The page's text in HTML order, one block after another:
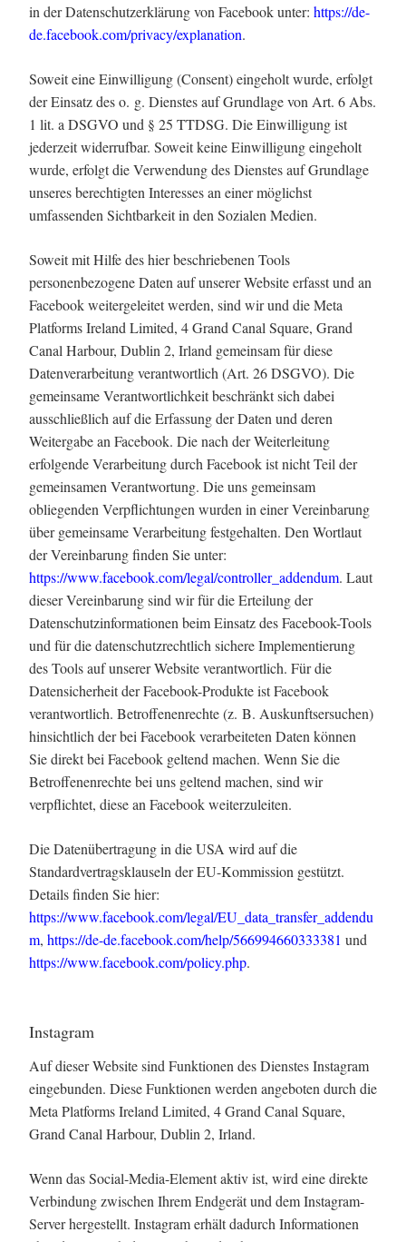
in der Datenschutzerklärung von Facebook unter: https://de-
de.facebook.com/privacy/explanation.
Soweit eine Einwilligung (Consent) eingeholt wurde, erfolgt
der Einsatz des o. g. Dienstes auf Grundlage von Art. 6 Abs.
1 lit. a DSGVO und § 25 TTDSG. Die Einwilligung ist
jederzeit widerrufbar. Soweit keine Einwilligung eingeholt
wurde, erfolgt die Verwendung des Dienstes auf Grundlage
unseres berechtigten Interesses an einer möglichst
umfassenden Sichtbarkeit in den Sozialen Medien.
Soweit mit Hilfe des hier beschriebenen Tools
personenbezogene Daten auf unserer Website erfasst und an
Facebook weitergeleitet werden, sind wir und die Meta
Platforms Ireland Limited, 4 Grand Canal Square, Grand
Canal Harbour, Dublin 2, Irland gemeinsam für diese
Datenverarbeitung verantwortlich (Art. 26 DSGVO). Die
gemeinsame Verantwortlichkeit beschränkt sich dabei
ausschließlich auf die Erfassung der Daten und deren
Weitergabe an Facebook. Die nach der Weiterleitung
erfolgende Verarbeitung durch Facebook ist nicht Teil der
gemeinsamen Verantwortung. Die uns gemeinsam
obliegenden Verpflichtungen wurden in einer Vereinbarung
über gemeinsame Verarbeitung festgehalten. Den Wortlaut
der Vereinbarung finden Sie unter:
https://www.facebook.com/legal/controller_addendum. Laut
dieser Vereinbarung sind wir für die Erteilung der
Datenschutzinformationen beim Einsatz des Facebook-Tools
und für die datenschutzrechtlich sichere Implementierung
des Tools auf unserer Website verantwortlich. Für die
Datensicherheit der Facebook-Produkte ist Facebook
verantwortlich. Betroffenenrechte (z. B. Auskunftsersuchen)
hinsichtlich der bei Facebook verarbeiteten Daten können
Sie direkt bei Facebook geltend machen. Wenn Sie die
Betroffenenrechte bei uns geltend machen, sind wir
verpflichtet, diese an Facebook weiterzuleiten.
Die Datenübertragung in die USA wird auf die
Standardvertragsklauseln der EU-Kommission gestützt.
Details finden Sie hier:
https://www.facebook.com/legal/EU_data_transfer_addendu
m, https://de-de.facebook.com/help/566994660333381 und
https://www.facebook.com/policy.php.
Instagram
Auf dieser Website sind Funktionen des Dienstes Instagram
eingebunden. Diese Funktionen werden angeboten durch die
Meta Platforms Ireland Limited, 4 Grand Canal Square,
Grand Canal Harbour, Dublin 2, Irland.
Wenn das Social-Media-Element aktiv ist, wird eine direkte
Verbindung zwischen Ihrem Endgerät und dem Instagram-
Server hergestellt. Instagram erhält dadurch Informationen